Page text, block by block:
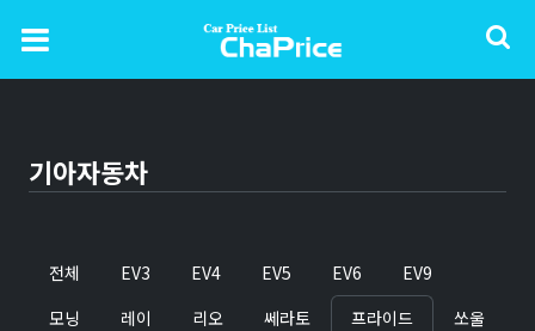
기아자동차
전체 EV3 EV4 EV5 EV6
EV9
모닝
레이 리오 쎄라토 프라이드
쏘울